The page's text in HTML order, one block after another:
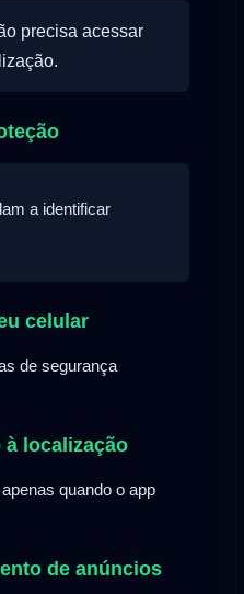
precisa acessar
a identificar
celular
de segurança
à localização
quando o app
de anúncios